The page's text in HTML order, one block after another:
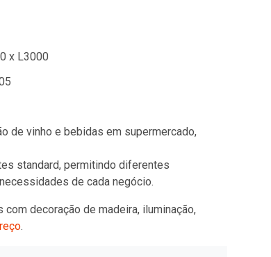
x L3000
de vinho e bebidas em supermercado,
standard, permitindo diferentes
de cada negócio.
decoração de madeira, iluminação,
.